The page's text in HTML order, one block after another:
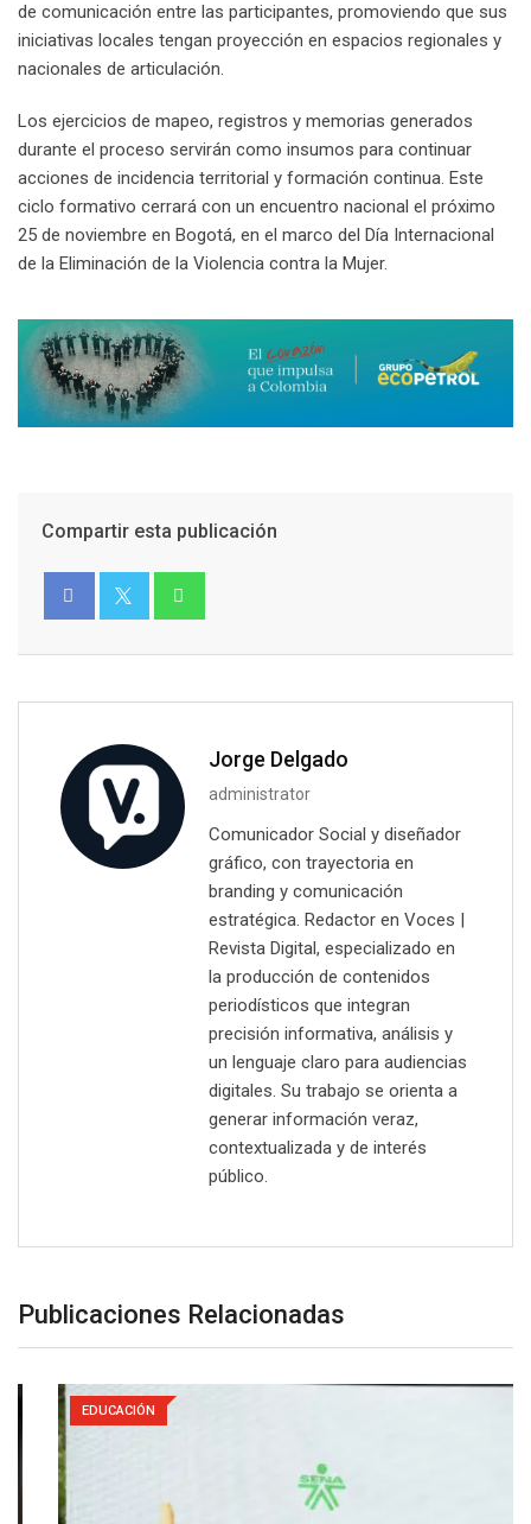
de comunicación entre las participantes, promoviendo que sus
iniciativas locales tengan proyección en espacios regionales y
nacionales de articulación.
Los ejercicios de mapeo, registros y memorias generados
durante el proceso servirán como insumos para continuar
acciones de incidencia territorial y formación continua. Este
ciclo formativo cerrará con un encuentro nacional el próximo
25 de noviembre en Bogotá, en el marco del Día Internacional
de la Eliminación de la Violencia contra la Mujer.
Compartir esta publicación
Jorge Delgado
administrator
Comunicador Social y diseñador
gráfico, con trayectoria en
branding y comunicación
estratégica. Redactor en Voces |
Revista Digital, especializado en
la producción de contenidos
periodísticos que integran
precisión informativa, análisis y
un lenguaje claro para audiencias
digitales. Su trabajo se orienta a
generar información veraz,
contextualizada y de interés
público.
Publicaciones Relacionadas
EDUCACIÓN